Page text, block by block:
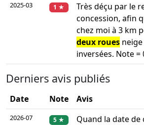
2025-03 1 ★
Très déçu par le
concession, afin
chez moi à 3 km
deux roues neige
inversées. Note =
Derniers avis publiés
Date Note Avis
2026-07 5 ★
Quand la date